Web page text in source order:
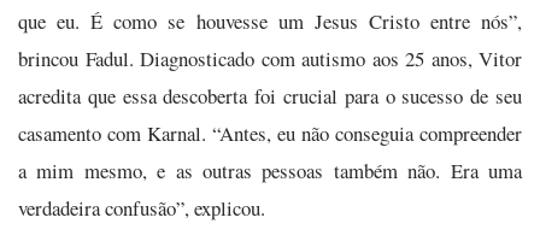
que eu. É como se houvesse um Jesus Cristo entre nós”,
brincou Fadul. Diagnosticado com autismo aos 25 anos, Vitor
acredita que essa descoberta foi crucial para o sucesso de seu
casamento com Karnal. “Antes, eu não conseguia compreender
a mim mesmo, e as outras pessoas também não. Era uma
verdadeira confusão”, explicou.